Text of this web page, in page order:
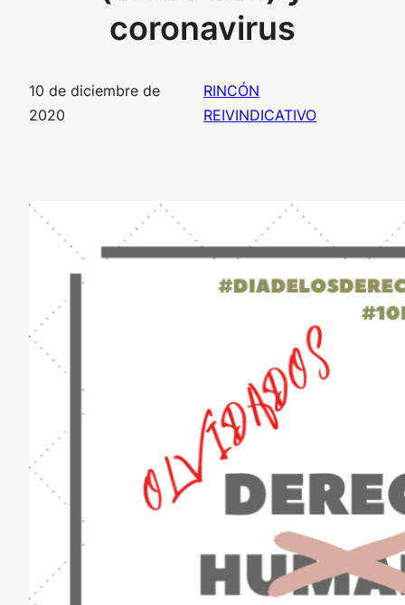
coronavirus
10 de diciembre de
2020
RINCÓN
REIVINDICATIVO